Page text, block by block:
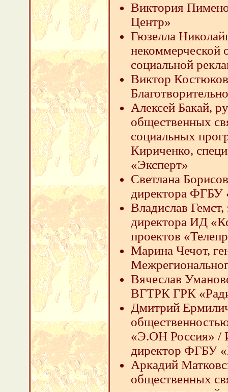
Виктория
Центр»
Гюзелла
некоммерческой
социальной
Виктор
Алексей Бакай,
общественных
социальных
Кириченко,
«Эксперт»
Светлана
директора ФГБУ
Владислав Гемст,
директора ИД
проектов
Марина Чечот,
Вячеслав
ВГТРК ГРК
Дмитрий
«Э.ОН Россия» /
директор ФГБУ
Аркадий
общественных